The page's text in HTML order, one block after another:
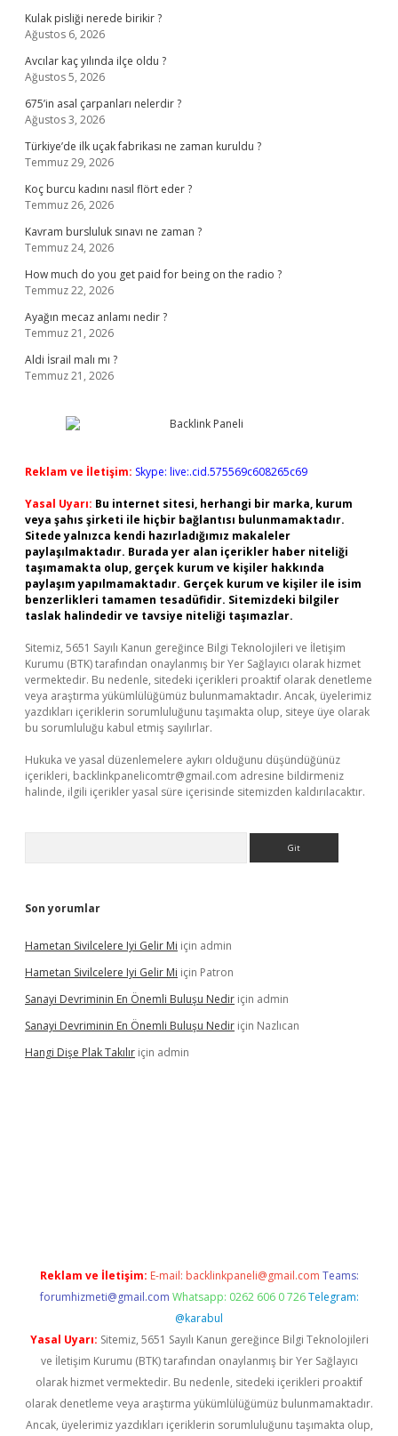
Kulak pisliği nerede birikir ?
Ağustos 6, 2026
Avcılar kaç yılında ilçe oldu ?
Ağustos 5, 2026
675’in asal çarpanları nelerdir ?
Ağustos 3, 2026
Türkiye’de ilk uçak fabrikası ne zaman kuruldu ?
Temmuz 29, 2026
Koç burcu kadını nasıl flört eder ?
Temmuz 26, 2026
Kavram bursluluk sınavı ne zaman ?
Temmuz 24, 2026
How much do you get paid for being on the radio ?
Temmuz 22, 2026
Ayağın mecaz anlamı nedir ?
Temmuz 21, 2026
Aldi İsrail malı mı ?
Temmuz 21, 2026
Reklam ve İletişim: Skype: live:.cid.575569c608265c69
Yasal Uyarı: Bu internet sitesi, herhangi bir marka, kurum
veya şahıs şirketi ile hiçbir bağlantısı bulunmamaktadır.
Sitede yalnızca kendi hazırladığımız makaleler
paylaşılmaktadır. Burada yer alan içerikler haber niteliği
taşımamakta olup, gerçek kurum ve kişiler hakkında
paylaşım yapılmamaktadır. Gerçek kurum ve kişiler ile isim
benzerlikleri tamamen tesadüfidir. Sitemizdeki bilgiler
taslak halindedir ve tavsiye niteliği taşımazlar.
Sitemiz, 5651 Sayılı Kanun gereğince Bilgi Teknolojileri ve İletişim
Kurumu (BTK) tarafından onaylanmış bir Yer Sağlayıcı olarak hizmet
vermektedir. Bu nedenle, sitedeki içerikleri proaktif olarak denetleme
veya araştırma yükümlülüğümüz bulunmamaktadır. Ancak, üyelerimiz
yazdıkları içeriklerin sorumluluğunu taşımakta olup, siteye üye olarak
bu sorumluluğu kabul etmiş sayılırlar.
Hukuka ve yasal düzenlemelere aykırı olduğunu düşündüğünüz
içerikleri, backlinkpanelicomtr@gmail.com adresine bildirmeniz
halinde, ilgili içerikler yasal süre içerisinde sitemizden kaldırılacaktır.
Son yorumlar
Hametan Sivilcelere Iyi Gelir Mi için admin
Hametan Sivilcelere Iyi Gelir Mi için Patron
Sanayi Devriminin En Önemli Buluşu Nedir için admin
Sanayi Devriminin En Önemli Buluşu Nedir için Nazlıcan
Hangi Dişe Plak Takılır için admin
Reklam ve İletişim: E-mail: backlinkpaneli@gmail.com Teams:
forumhizmeti@gmail.com Whatsapp: 0262 606 0 726 Telegram:
@karabul
Yasal Uyarı: Sitemiz, 5651 Sayılı Kanun gereğince Bilgi Teknolojileri
ve İletişim Kurumu (BTK) tarafından onaylanmış bir Yer Sağlayıcı
olarak hizmet vermektedir. Bu nedenle, sitedeki içerikleri proaktif
olarak denetleme veya araştırma yükümlülüğümüz bulunmamaktadır.
Ancak, üyelerimiz yazdıkları içeriklerin sorumluluğunu taşımakta olup,